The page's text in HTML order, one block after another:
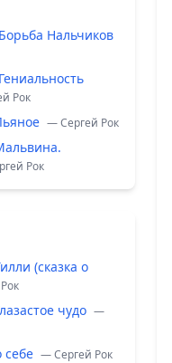
Нальчиков
Рок
— Сергей Рок
Рок
(сказка о
чудо —
себе — Сергей Рок